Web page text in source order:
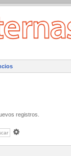
registros.